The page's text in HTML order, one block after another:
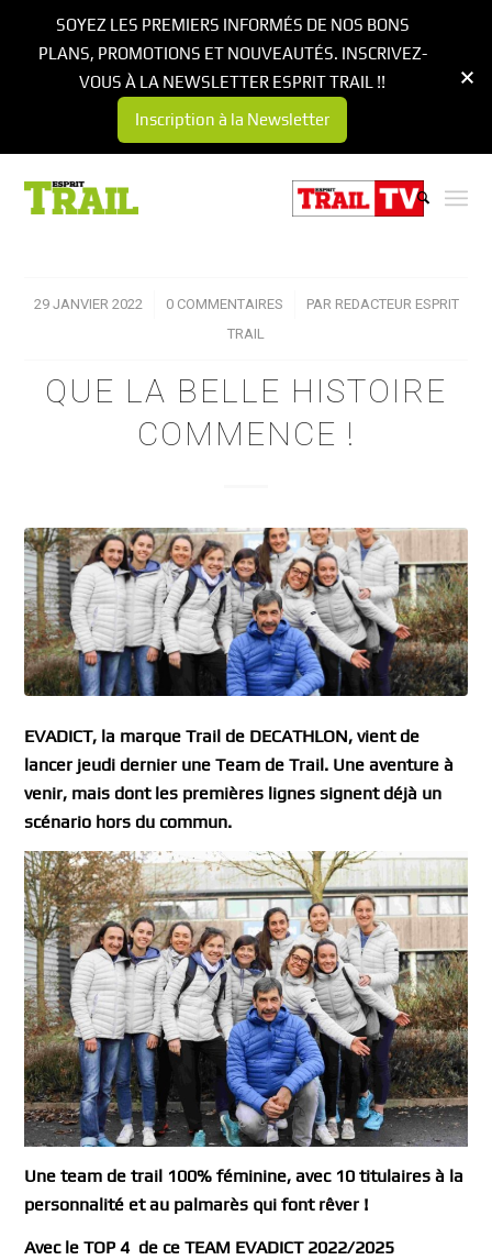
29 JANVIER 2022
/ 0 COMMENTAIRES
/ PAR REDACTEUR ESPRIT
TRAIL
QUE LA BELLE HISTOIRE
COMMENCE !
EVADICT, la marque Trail de DECATHLON, vient de
lancer jeudi dernier une Team de Trail. Une aventure à
venir, mais dont les premières lignes signent déjà un
scénario hors du commun.
Une team de trail 100% féminine, avec 10 titulaires à la
personnalité et au palmarès qui font rêver !
Avec le TOP 4 de ce TEAM EVADICT 2022/2025
SOYEZ LES PREMIERS INFORMÉS DE NOS BONS
PLANS, PROMOTIONS ET NOUVEAUTÉS. INSCRIVEZ-
VOUS À LA NEWSLETTER ESPRIT TRAIL !!
Inscription à la Newsletter